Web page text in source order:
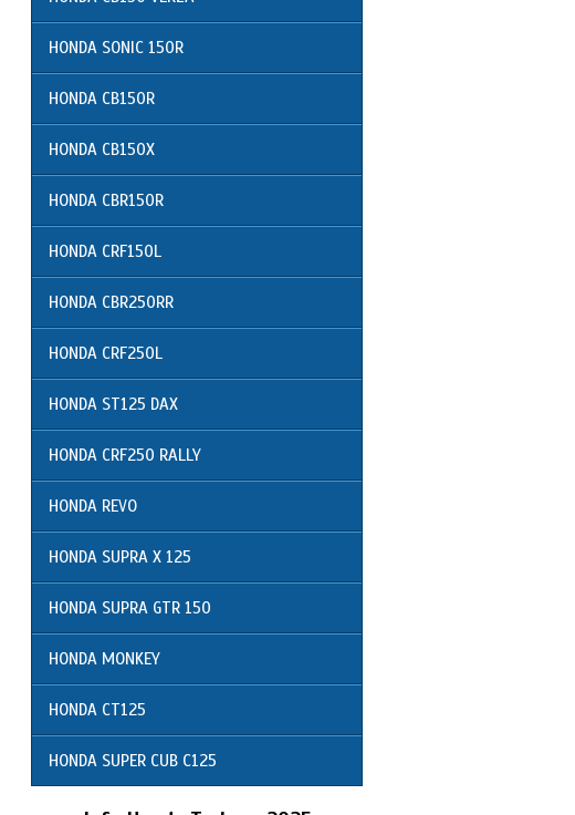
HONDA SONIC 150R
HONDA CB150R
HONDA CB150X
HONDA CBR150R
HONDA CRF150L
HONDA CBR250RR
HONDA CRF250L
HONDA ST125 DAX
HONDA CRF250 RALLY
HONDA REVO
HONDA SUPRA X 125
HONDA SUPRA GTR 150
HONDA MONKEY
HONDA CT125
HONDA SUPER CUB C125